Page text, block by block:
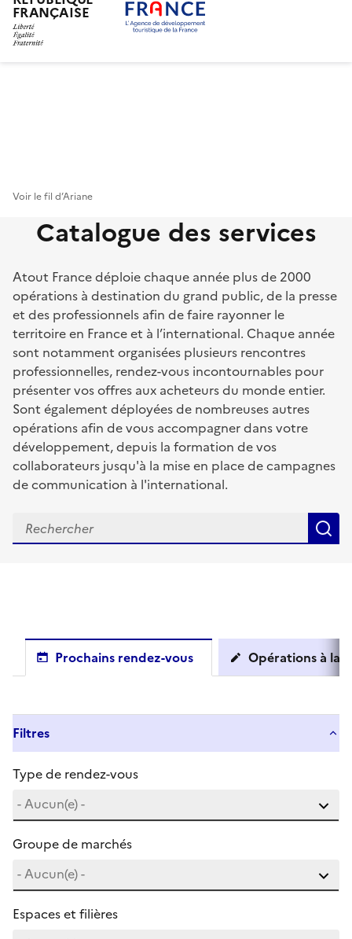
FRANÇAISE
Voir le fil d’Ariane
Catalogue des services
Atout France déploie chaque année plus de 2000
opérations à destination du grand public, de la presse
et des professionnels afin de faire rayonner le
territoire en France et à l’international. Chaque année
sont notamment organisées plusieurs rencontres
professionnelles, rendez-vous incontournables pour
présenter vos offres aux acheteurs du monde entier.
Sont également déployées de nombreuses autres
opérations afin de vous accompagner dans votre
développement, depuis la formation de vos
collaborateurs jusqu'à la mise en place de campagnes
de communication à l'international.
Prochains rendez-vous Opérations à la
Filtres
Type de rendez-vous
Groupe de marchés
Espaces et filières